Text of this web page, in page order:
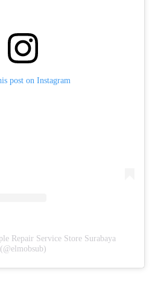
post on Instagram
Repair Service Store Surabaya
(@elmobsub)